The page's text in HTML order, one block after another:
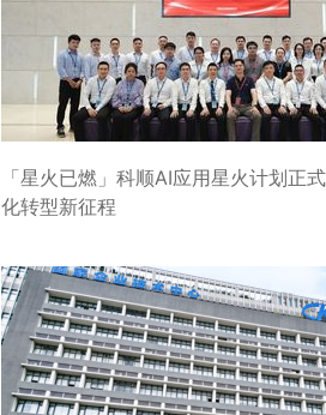
「星火已燃」科顺AI应用星火计划正
化转型新征程